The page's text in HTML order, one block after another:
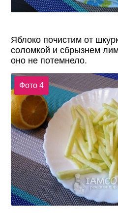
Яблоко почистим от
соломкой и сбрызнем
оно не потемнело.
Фото 4